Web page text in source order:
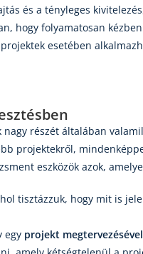
és a tényleges
hogy folyamatosan
esetében
részét általában
projektekről,
eszközök azok,
tisztázzuk, hogy mit is
egy projekt megtervezésével